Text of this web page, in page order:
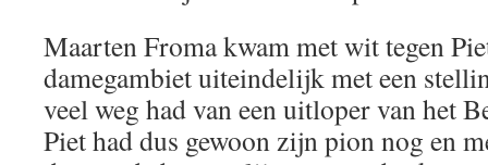
Maarten Froma kwam met wit tegen
damegambiet uiteindelijk met een
veel weg had van een uitloper van het
Piet had dus gewoon zijn pion nog en